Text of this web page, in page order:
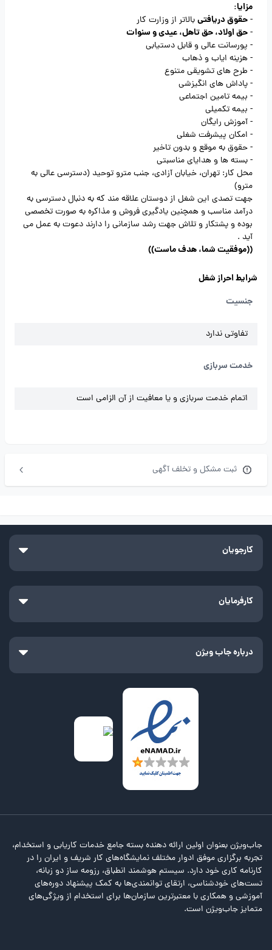
مزایا:
-حقوق دریافتیبالاتر از وزارت کار
-حق اولاد، حق تاهل، عیدی و سنوات
- پورسانت عالی و قابل دستیابی
- هزینه ایاب و ذهاب
- طرح های تشویقی متنوع
- پاداش های انگیزشی
- بیمه تامین اجتماعی
- بیمه تکمیلی
- آموزش رایگان
- امکان پیشرفت شغلی
- حقوق به موقع و بدون تاخیر
- بسته ها و هدایای مناسبتی
محل کار: تهران، خیابان آزادی، جنب مترو توحید (دسترسی عالی به
مترو)
جهت تصدی این شغل از دوستان علاقه مند که به دنبال دسترسی به
درآمد مناسب و همچنین یادگیری فروش و مذاکره به صورت تخصصی
بوده و پشتکار و تلاش جهت رشد سازمانی را دارند دعوت به عمل می
آید .
((موفقیت شما، هدف ماست))
شرایط احراز شغل
جنسیت
تفاوتی ندارد
خدمت سربازی
اتمام خدمت سربازی و یا معافیت از آن الزامی است
ثبت مشکل و تخلف آگهی
کارجویان
کارفرمایان
درباره جاب ویژن
جاب‌ویژن بعنوان اولین ارائه دهنده بسته جامع خدمات کاریابی و استخدام،
تجربه برگزاری موفق ادوار مختلف نمایشگاه‌های کار شریف و ایران را در
کارنامه کاری خود دارد. سیستم هوشمند انطباق، رزومه ساز دو زبانه،
تست‌های خودشناسی، ارتقای توانمندی‌ها به کمک پیشنهاد دوره‌های
آموزشی و همکاری با معتبرترین سازمان‌ها برای استخدام از ویژگی‌های
متمایز جاب‌ویژن است.